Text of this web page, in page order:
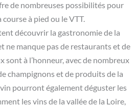
de nombreuses possibilités pour
à pied ou le VTT.
découvrir la gastronomie de la
ne manque pas de restaurants et de
sont à l’honneur, avec de nombreux
champignons et de produits de la
pourront également déguster les
les vins de la vallée de la Loire,